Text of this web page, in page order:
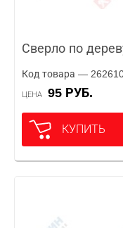
Сверло по
Код товара —
ЦЕНА 95 РУБ.
КУПИТЬ